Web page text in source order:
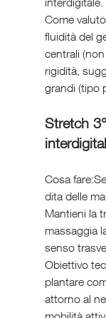
Come
fluidità del
centrali
rigidità,
grandi (tipo
Stretch
Cosa
dita delle
Mantieni la
massaggia
senso
Obiettivo
plantare
attorno al